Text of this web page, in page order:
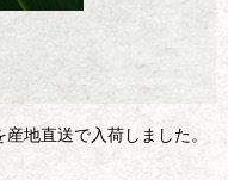
地直送で入荷しました。